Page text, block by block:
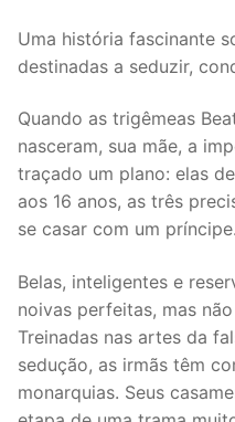
Uma história fascinante
destinadas a seduzir,
Quando as trigêmeas
nasceram, sua mãe, a
traçado um plano: elas
aos 16 anos, as três
se casar com um príncipe.
Belas, inteligentes e
noivas perfeitas, mas
Treinadas nas artes da
sedução, as irmãs têm
monarquias. Seus